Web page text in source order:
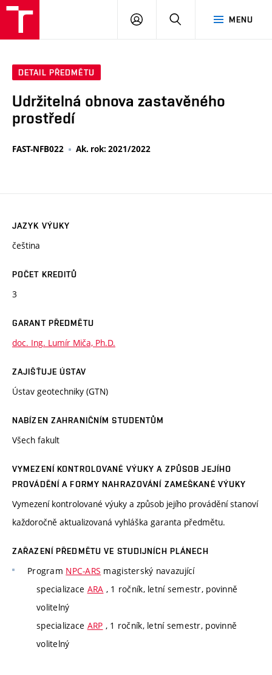
MENU
PŘIHLÁSIT
DETAIL PŘEDMĚTU
Udržitelná obnova zastavěného
prostředí
FAST-NFB022 Ak. rok: 2021/2022
JAZYK VÝUKY
čeština
POČET KREDITŮ
3
GARANT PŘEDMĚTU
doc. Ing. Lumír Miča, Ph.D.
ZAJIŠŤUJE ÚSTAV
Ústav geotechniky (GTN)
NABÍZEN ZAHRANIČNÍM STUDENTŮM
Všech fakult
VYMEZENÍ KONTROLOVANÉ VÝUKY A ZPŮSOB JEJÍHO
PROVÁDĚNÍ A FORMY NAHRAZOVÁNÍ ZAMEŠKANÉ VÝUKY
Vymezení kontrolované výuky a způsob jejího provádění stanoví
každoročně aktualizovaná vyhláška garanta předmětu.
ZAŘAZENÍ PŘEDMĚTU VE STUDIJNÍCH PLÁNECH
Program NPC-ARS magisterský navazující
specializace ARA , 1 ročník, letní semestr, povinně
volitelný
specializace ARP , 1 ročník, letní semestr, povinně
volitelný